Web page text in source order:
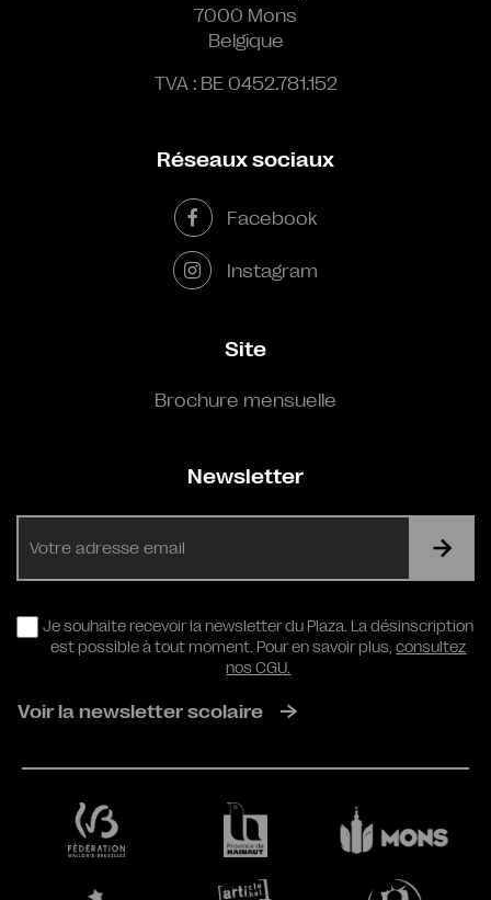
7000 Mons
Belgique
TVA : BE 0452.781.152
Réseaux sociaux
Facebook
Instagram
Site
Brochure mensuelle
Newsletter
RGPD
Je souhaite recevoir la newsletter du Plaza. La désinscription
est possible à tout moment. Pour en savoir plus,consultez
nos CGU.
Voir la newsletter scolaire